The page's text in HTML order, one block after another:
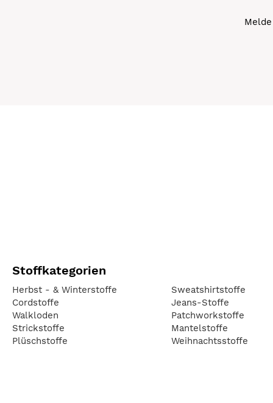
Stoffkategorien
Herbst - & Winterstoffe
Cordstoffe
Walkloden
Strickstoffe
Plüschstoffe
Sweatshirtstoffe
Jeans-Stoffe
Patchworkstoffe
Mantelstoffe
Weihnachtsstoffe